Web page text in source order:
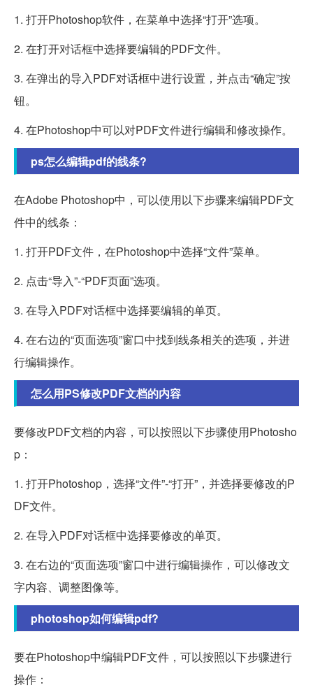
1. 打开Photoshop软件，在菜单中选择“打开”选项。
2. 在打开对话框中选择要编辑的PDF文件。
3. 在弹出的导入PDF对话框中进行设置，并点击“确定”按
钮。
4. 在Photoshop中可以对PDF文件进行编辑和修改操作。
ps怎么编辑pdf的线条?
在Adobe Photoshop中，可以使用以下步骤来编辑PDF文
件中的线条：
1. 打开PDF文件，在Photoshop中选择“文件”菜单。
2. 点击“导入”-“PDF页面”选项。
3. 在导入PDF对话框中选择要编辑的单页。
4. 在右边的“页面选项”窗口中找到线条相关的选项，并进
行编辑操作。
怎么用PS修改PDF文档的内容
要修改PDF文档的内容，可以按照以下步骤使用Photosho
p：
1. 打开Photoshop，选择“文件”-“打开”，并选择要修改的P
DF文件。
2. 在导入PDF对话框中选择要修改的单页。
3. 在右边的“页面选项”窗口中进行编辑操作，可以修改文
字内容、调整图像等。
photoshop如何编辑pdf?
要在Photoshop中编辑PDF文件，可以按照以下步骤进行
操作：